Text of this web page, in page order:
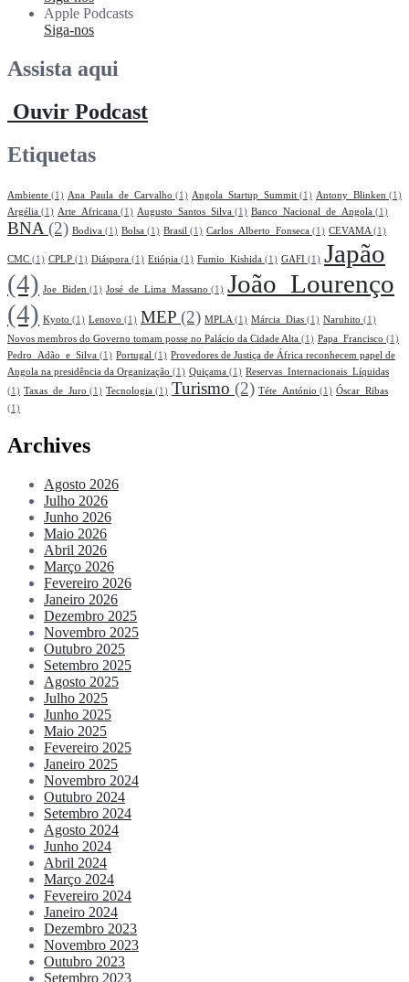
Apple Podcasts
Siga-nos
Assista aqui
Ouvir Podcast
Etiquetas
Ambiente (1) Ana_Paula_de_Carvalho (1) Angola_Startup_Summit (1) Antony_Blinken (1)
Argélia (1) Arte_Africana (1) Augusto_Santos_Silva (1) Banco_Nacional_de_Angola (1)
BNA (2) Bodiva (1) Bolsa (1) Brasil (1) Carlos_Alberto_Fonseca (1) CEVAMA (1)
CMC (1) CPLP (1) Diáspora (1) Etiópia (1) Fumio_Kishida (1) GAFI (1) Japão
(4) Joe_Biden (1) José_de_Lima_Massano (1) João_Lourenço
(4) Kyoto (1) Lenovo (1) MEP (2) MPLA (1) Márcia_Dias (1) Naruhito (1)
Novos membros do Governo tomam posse no Palácio da Cidade Alta (1) Papa_Francisco (1)
Pedro_Adão_e_Silva (1) Portugal (1) Provedores de Justiça de África reconhecem papel de
Angola na presidência da Organização (1) Quiçama (1) Reservas_Internacionais_Líquidas
(1) Taxas_de_Juro (1) Tecnologia (1) Turismo (2) Téte_António (1) Óscar_Ribas
(1)
Archives
Agosto 2026
Julho 2026
Junho 2026
Maio 2026
Abril 2026
Março 2026
Fevereiro 2026
Janeiro 2026
Dezembro 2025
Novembro 2025
Outubro 2025
Setembro 2025
Agosto 2025
Julho 2025
Junho 2025
Maio 2025
Fevereiro 2025
Janeiro 2025
Novembro 2024
Outubro 2024
Setembro 2024
Agosto 2024
Junho 2024
Abril 2024
Março 2024
Fevereiro 2024
Janeiro 2024
Dezembro 2023
Novembro 2023
Outubro 2023
Setembro 2023